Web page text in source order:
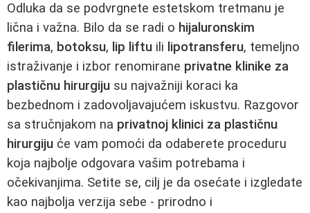
Odluka da se podvrgnete estetskom tretmanu je
lična i važna. Bilo da se radi o hijaluronskim
filerima, botoksu, lip liftu ili lipotransferu, temeljno
istraživanje i izbor renomirane privatne klinike za
plastičnu hirurgiju su najvažniji koraci ka
bezbednom i zadovoljavajućem iskustvu. Razgovor
sa stručnjakom na privatnoj klinici za plastičnu
hirurgiju će vam pomoći da odaberete proceduru
koja najbolje odgovara vašim potrebama i
očekivanjima. Setite se, cilj je da osećate i izgledate
kao najbolja verzija sebe - prirodno i